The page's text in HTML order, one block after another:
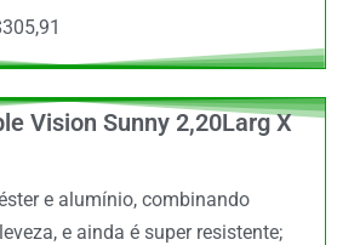
Vision Sunny 2,20Larg X
e alumínio, combinando
e ainda é super resistente;